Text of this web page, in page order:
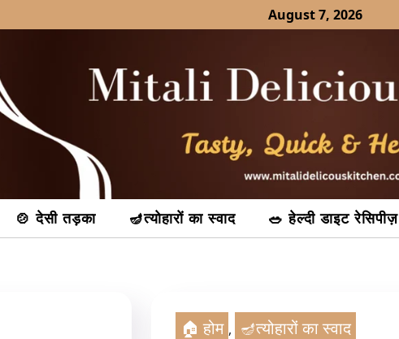
August 7, 2026
🍲 देसी तड़का 🪔त्योहारों का स्वाद 🥗 हेल्दी डाइट रेसिपीज़
🏠 होम , 🪔त्योहारों का स्वाद